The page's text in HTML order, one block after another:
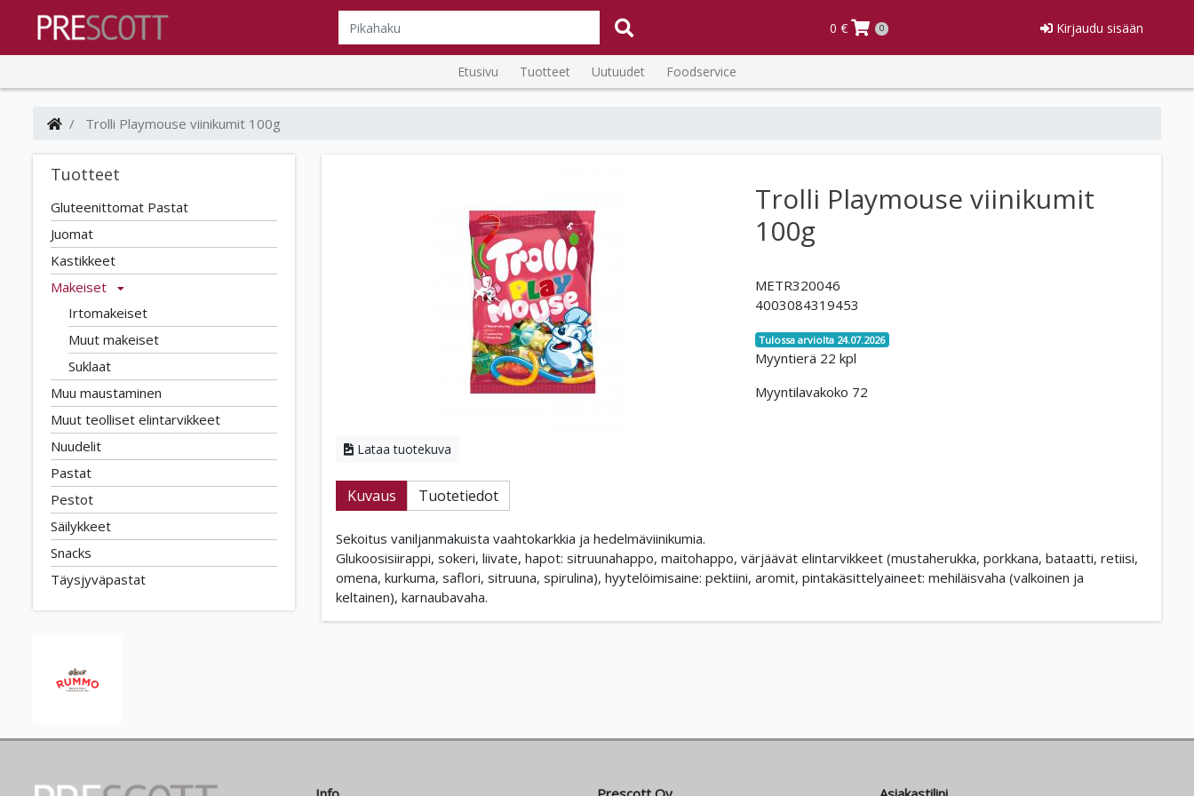
0 € 0 Kirjaudu sisään
Etusivu Tuotteet Uutuudet Foodservice
Trolli Playmouse viinikumit 100g
Tuotteet
Gluteenittomat Pastat
Juomat
Kastikkeet
Makeiset
Irtomakeiset
Muut makeiset
Suklaat
Muu maustaminen
Muut teolliset elintarvikkeet
Nuudelit
Pastat
Pestot
Säilykkeet
Snacks
Täysjyväpastat
Lataa tuotekuva
Trolli Playmouse viinikumit
100g
METR320046
4003084319453
Tulossa arviolta 24.07.2026
Myyntierä 22 kpl
Myyntilavakoko 72
Kuvaus Tuotetiedot
Sekoitus vaniljanmakuista vaahtokarkkia ja hedelmäviinikumia.
Glukoosisiirappi, sokeri, liivate, hapot: sitruunahappo, maitohappo, värjäävät elintarvikkeet (mustaherukka, porkkana, bataatti, retiisi,
omena, kurkuma, saflori, sitruuna, spirulina), hyytelöimisaine: pektiini, aromit, pintakäsittelyaineet: mehiläisvaha (valkoinen ja
keltainen), karnaubavaha.